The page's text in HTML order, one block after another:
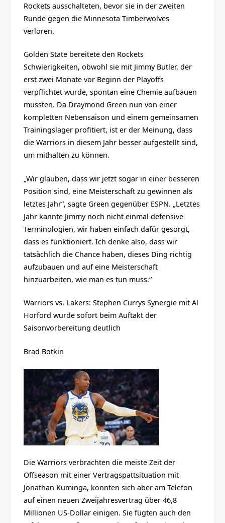
Rockets ausschalteten, bevor sie in der zweiten
Runde gegen die Minnesota Timberwolves
verloren.
Golden State bereitete den Rockets
Schwierigkeiten, obwohl sie mit Jimmy Butler, der
erst zwei Monate vor Beginn der Playoffs
verpflichtet wurde, spontan eine Chemie aufbauen
mussten. Da Draymond Green nun von einer
kompletten Nebensaison und einem gemeinsamen
Trainingslager profitiert, ist er der Meinung, dass
die Warriors in diesem Jahr besser aufgestellt sind,
um mithalten zu können.
„Wir glauben, dass wir jetzt sogar in einer besseren
Position sind, eine Meisterschaft zu gewinnen als
letztes Jahr“, sagte Green gegenüber ESPN. „Letztes
Jahr kannte Jimmy noch nicht einmal defensive
Terminologien, wir haben einfach dafür gesorgt,
dass es funktioniert. Ich denke also, dass wir
tatsächlich die Chance haben, dieses Ding richtig
aufzubauen und auf eine Meisterschaft
hinzuarbeiten, wie man es tun muss.“
Warriors vs. Lakers: Stephen Currys Synergie mit Al
Horford wurde sofort beim Auftakt der
Saisonvorbereitung deutlich
Brad Botkin
Die Warriors verbrachten die meiste Zeit der
Offseason mit einer Vertragspattsituation mit
Jonathan Kuminga, konnten sich aber am Telefon
auf einen neuen Zweijahresvertrag über 46,8
Millionen US-Dollar einigen. Sie fügten auch den